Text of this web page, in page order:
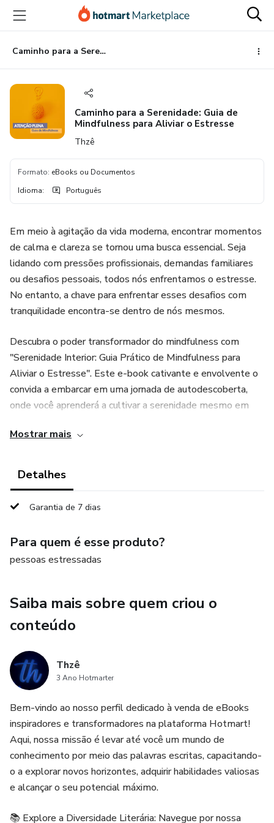
para
conteúdo
principal
para
pagamento
para
rodapé
Caminho para a Serenidade: Guia de Mindfulness para Aliviar o Estresse
Caminho para a Serenidade: Guia de
Mindfulness para Aliviar o Estresse
Thzê
Formato: eBooks ou Documentos
Idioma: Português
Em meio à agitação da vida moderna, encontrar momentos
de calma e clareza se tornou uma busca essencial. Seja
lidando com pressões profissionais, demandas familiares
ou desafios pessoais, todos nós enfrentamos o estresse.
No entanto, a chave para enfrentar esses desafios com
tranquilidade encontra-se dentro de nós mesmos.
Descubra o poder transformador do mindfulness com
"Serenidade Interior: Guia Prático de Mindfulness para
Aliviar o Estresse". Este e-book cativante e envolvente o
convida a embarcar em uma jornada de autodescoberta,
onde você aprenderá a cultivar a serenidade mesmo em
orientações práticas, este guia irá ajudá-lo a:
direcionar sua atenção para o agora, encontrando clareza e
ajudarão a mergulhar nas experiências cotidianas com
plenitude.
a respiração pode ser sua aliada na busca pela
tranquilidade. Experimente técnicas de respiração
emocional.
Libertar-se dos Pensamentos Negativos: Domine a
habilidade de observar seus pensamentos sem
julgamento. Aprenda a desvendar padrões de pensamento
que causam estresse e cultive uma mentalidade mais
compassiva.
Cultivar a Gratidão para Encontrar Contentamento:
desafios diários. Pratique o cultivo de gratidão para
Mostrar mais
Detalhes
Garantia de 7 dias
Para quem é esse produto?
pessoas estressadas
Saiba mais sobre quem criou o
conteúdo
Thzê
3 Ano Hotmarter
Bem-vindo ao nosso perfil dedicado à venda de eBooks
inspiradores e transformadores na plataforma Hotmart!
Aqui, nossa missão é levar até você um mundo de
conhecimento por meio das palavras escritas, capacitando-
o a explorar novos horizontes, adquirir habilidades valiosas
e alcançar o seu potencial máximo.
📚 Explore a Diversidade Literária: Navegue por nossa